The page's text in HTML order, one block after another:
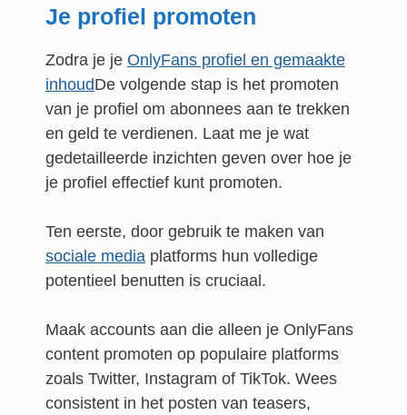
Je profiel promoten
Zodra je je OnlyFans profiel en gemaakte
inhoudDe volgende stap is het promoten
van je profiel om abonnees aan te trekken
en geld te verdienen. Laat me je wat
gedetailleerde inzichten geven over hoe je
je profiel effectief kunt promoten.
Ten eerste, door gebruik te maken van
sociale media platforms hun volledige
potentieel benutten is cruciaal.
Maak accounts aan die alleen je OnlyFans
content promoten op populaire platforms
zoals Twitter, Instagram of TikTok. Wees
consistent in het posten van teasers,